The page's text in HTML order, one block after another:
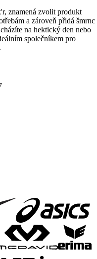
znamená zvolit produkt
a zároveň přidá šmrnc
na hektický den nebo
společníkem pro